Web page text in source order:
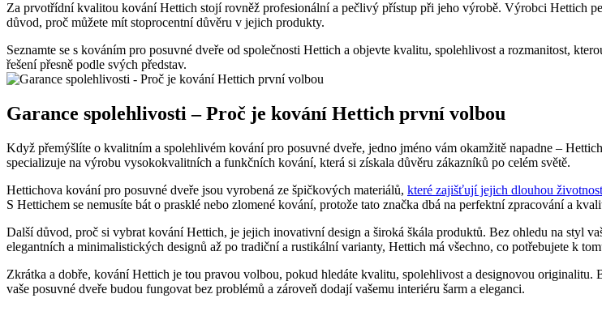
Za prvotřídní kvalitou kování Hettich stojí rovněž profesionální a pečlivý přístup při jeho výrobě. Výrobci Hettich
důvod, proč můžete mít stoprocentní důvěru v jejich produkty.
Seznamte se s kováním pro posuvné dveře od společnosti Hettich a objevte kvalitu, spolehlivost a rozmanitost,
řešení přesně podle svých představ.
Garance spolehlivosti – Proč je kování Hettich první volbou
Když přemýšlíte o kvalitním a spolehlivém kování pro posuvné dveře, jedno jméno vám okamžitě napadne –
specializuje na výrobu vysokokvalitních a funkčních kování, která si získala důvěru zákazníků po celém světě.
Hettichova kování pro posuvné dveře jsou vyrobená ze špičkových materiálů, které zajišťují jejich dlouhou životnost
S Hettichem se nemusíte bát o prasklé nebo zlomené kování, protože tato značka dbá na perfektní zpracování a
Další důvod, proč si vybrat kování Hettich, je jejich inovativní design a široká škála produktů. Bez ohledu na styl
elegantních a minimalistických designů až po tradiční a rustikální varianty, Hettich má všechno, co potřebujete k
Zkrátka a dobře, kování Hettich je tou pravou volbou, pokud hledáte kvalitu, spolehlivost a designovou originalitu.
vaše posuvné dveře budou fungovat bez problémů a zároveň dodají vašemu interiéru šarm a eleganci.